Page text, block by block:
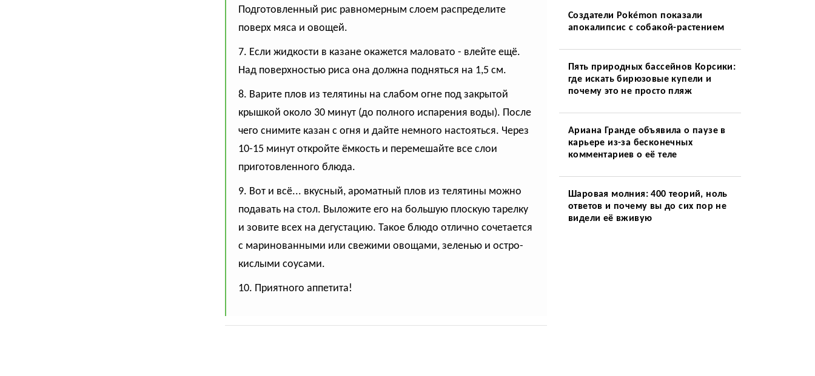
Подготовленный рис равномерным слоем распределите
поверх мяса и овощей.
7. Если жидкости в казане окажется маловато - влейте ещё.
Над поверхностью риса она должна подняться на 1,5 см.
8. Варите плов из телятины на слабом огне под закрытой
крышкой около 30 минут (до полного испарения воды). После
чего снимите казан с огня и дайте немного настояться. Через
10-15 минут откройте ёмкость и перемешайте все слои
приготовленного блюда.
9. Вот и всё... вкусный, ароматный плов из телятины можно
подавать на стол. Выложите его на большую плоскую тарелку
и зовите всех на дегустацию. Такое блюдо отлично сочетается
с маринованными или свежими овощами, зеленью и остро-
кислыми соусами.
10. Приятного аппетита!
Создатели Pokémon показали
апокалипсис с собакой-растением
Пять природных бассейнов Корсики:
где искать бирюзовые купели и
почему это не просто пляж
Ариана Гранде объявила о паузе в
карьере из-за бесконечных
комментариев о её теле
Шаровая молния: 400 теорий, ноль
ответов и почему вы до сих пор не
видели её вживую